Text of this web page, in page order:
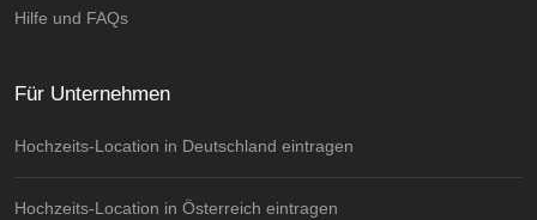
Hilfe und FAQs
Für Unternehmen
Hochzeits-Location in Deutschland eintragen
Hochzeits-Location in Österreich eintragen